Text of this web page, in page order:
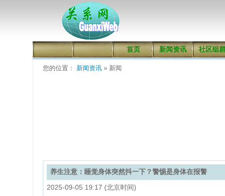
首页 新闻资讯 社区组
您的位置： 新闻资讯 » 新闻
养生注意：睡觉身体突然抖一下？警惕是身体在报警
2025-09-05 19:17 (北京时间)